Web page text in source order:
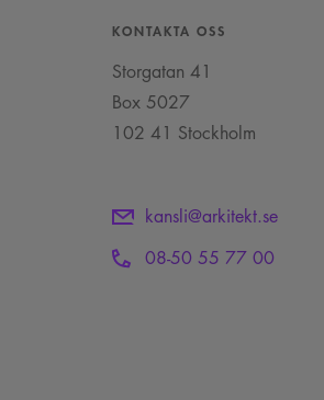
KONTAKTA OSS
Storgatan 41
Box 5027
102 41 Stockholm
kansli@arkitekt.se
08-50 55 77 00